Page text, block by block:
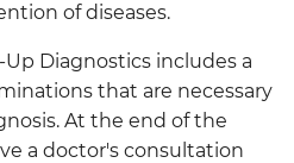
of diseases.
Diagnostics includes a
that are necessary
At the end of the
a doctor's consultation